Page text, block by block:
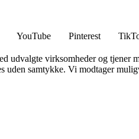
YouTube Pinterest
udvalgte virksomheder og tjener
samtykke. Vi modtager